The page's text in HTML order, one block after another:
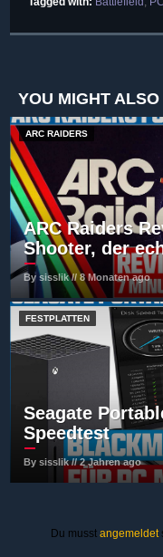
YOU MIGHT
ARC RAIDERS
ARC Raiders
Shooter, der
By sisslik // 8 Monaten ago
FESTPLATTEN
Seagate
Speedtest
By sisslik // 2 Jahren ago
Du musst angemeldet